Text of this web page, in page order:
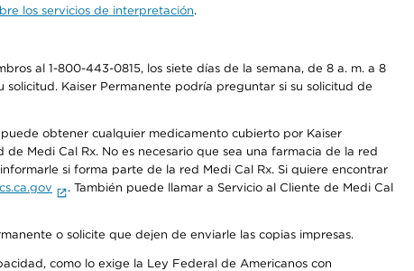
los servicios de interpretación.
al 1-800-443-0815, los siete días de la semana, de 8 a. m. a 8
Kaiser Permanente podría preguntar si su solicitud de
obtener cualquier medicamento cubierto por Kaiser
Medi Cal Rx. No es necesario que sea una farmacia de la red
si forma parte de la red Medi Cal Rx. Si quiere encontrar
. También puede llamar a Servicio al Cliente de Medi Cal
o solicite que dejen de enviarle las copias impresas.
como lo exige la Ley Federal de Americanos con